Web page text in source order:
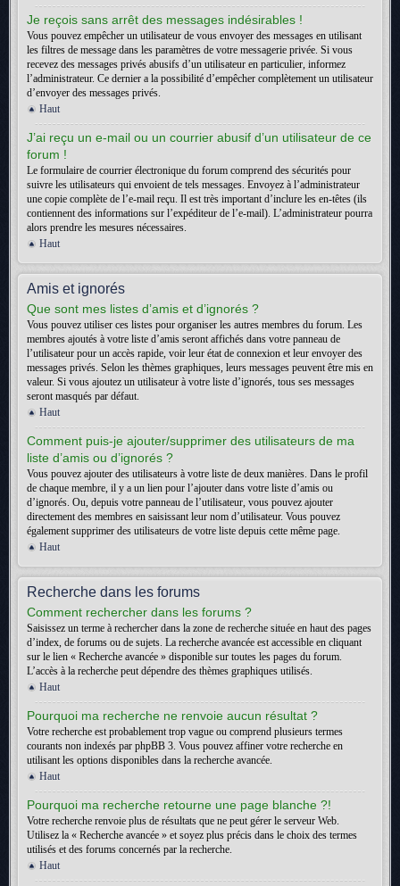
Je reçois sans arrêt des messages indésirables !
Vous pouvez empêcher un utilisateur de vous envoyer des messages en utilisant
les filtres de message dans les paramètres de votre messagerie privée. Si vous
recevez des messages privés abusifs d’un utilisateur en particulier, informez
l’administrateur. Ce dernier a la possibilité d’empêcher complètement un utilisateur
d’envoyer des messages privés.
Haut
J’ai reçu un e-mail ou un courrier abusif d’un utilisateur de ce
forum !
Le formulaire de courrier électronique du forum comprend des sécurités pour
suivre les utilisateurs qui envoient de tels messages. Envoyez à l’administrateur
une copie complète de l’e-mail reçu. Il est très important d’inclure les en-têtes (ils
contiennent des informations sur l’expéditeur de l’e-mail). L’administrateur pourra
alors prendre les mesures nécessaires.
Haut
Amis et ignorés
Que sont mes listes d’amis et d’ignorés ?
Vous pouvez utiliser ces listes pour organiser les autres membres du forum. Les
membres ajoutés à votre liste d’amis seront affichés dans votre panneau de
l’utilisateur pour un accès rapide, voir leur état de connexion et leur envoyer des
messages privés. Selon les thèmes graphiques, leurs messages peuvent être mis en
valeur. Si vous ajoutez un utilisateur à votre liste d’ignorés, tous ses messages
seront masqués par défaut.
Haut
Comment puis-je ajouter/supprimer des utilisateurs de ma
liste d’amis ou d’ignorés ?
Vous pouvez ajouter des utilisateurs à votre liste de deux manières. Dans le profil
de chaque membre, il y a un lien pour l’ajouter dans votre liste d’amis ou
d’ignorés. Ou, depuis votre panneau de l’utilisateur, vous pouvez ajouter
directement des membres en saisissant leur nom d’utilisateur. Vous pouvez
également supprimer des utilisateurs de votre liste depuis cette même page.
Haut
Recherche dans les forums
Comment rechercher dans les forums ?
Saisissez un terme à rechercher dans la zone de recherche située en haut des pages
d’index, de forums ou de sujets. La recherche avancée est accessible en cliquant
sur le lien « Recherche avancée » disponible sur toutes les pages du forum.
L’accès à la recherche peut dépendre des thèmes graphiques utilisés.
Haut
Pourquoi ma recherche ne renvoie aucun résultat ?
Votre recherche est probablement trop vague ou comprend plusieurs termes
courants non indexés par phpBB 3. Vous pouvez affiner votre recherche en
utilisant les options disponibles dans la recherche avancée.
Haut
Pourquoi ma recherche retourne une page blanche ?!
Votre recherche renvoie plus de résultats que ne peut gérer le serveur Web.
Utilisez la « Recherche avancée » et soyez plus précis dans le choix des termes
utilisés et des forums concernés par la recherche.
Haut